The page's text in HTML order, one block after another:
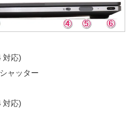
対応)
ャッター
対応)